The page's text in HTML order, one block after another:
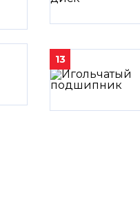
13